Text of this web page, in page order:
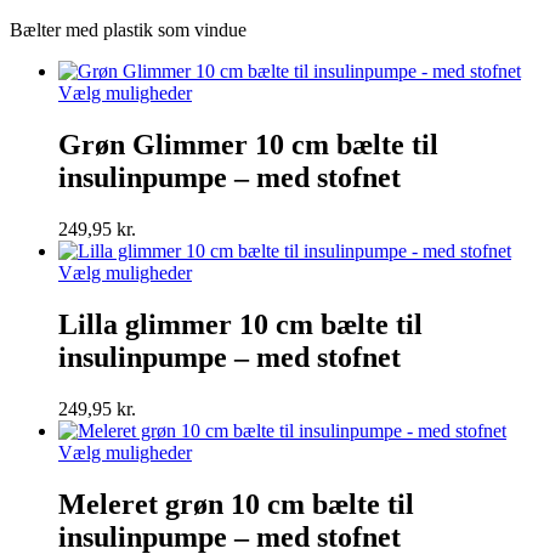
Bælter med plastik som vindue
Vælg mulighederDette
flere
varianter.
vælges
på
varesiden
Grøn Glimmer 10 cm bælte til
insulinpumpe – med stofnet
249,95 kr.
Vælg mulighederDette
flere
varianter.
vælges
på
varesiden
Lilla glimmer 10 cm bælte til
insulinpumpe – med stofnet
249,95 kr.
Vælg mulighederDette
har
flere
varianter.
Meleret grøn 10 cm bælte til
insulinpumpe – med stofnet